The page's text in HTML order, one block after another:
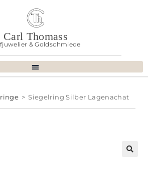
Carl Thomass
& Goldschmiede
> Siegelring Silber Lagenachat